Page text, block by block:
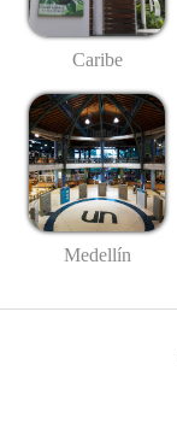
Caribe
Medellín